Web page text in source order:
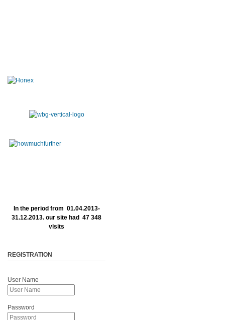
In the period from 01.04.2013-
31.12.2013. our site had 47 348
visits
REGISTRATION
User Name
Password